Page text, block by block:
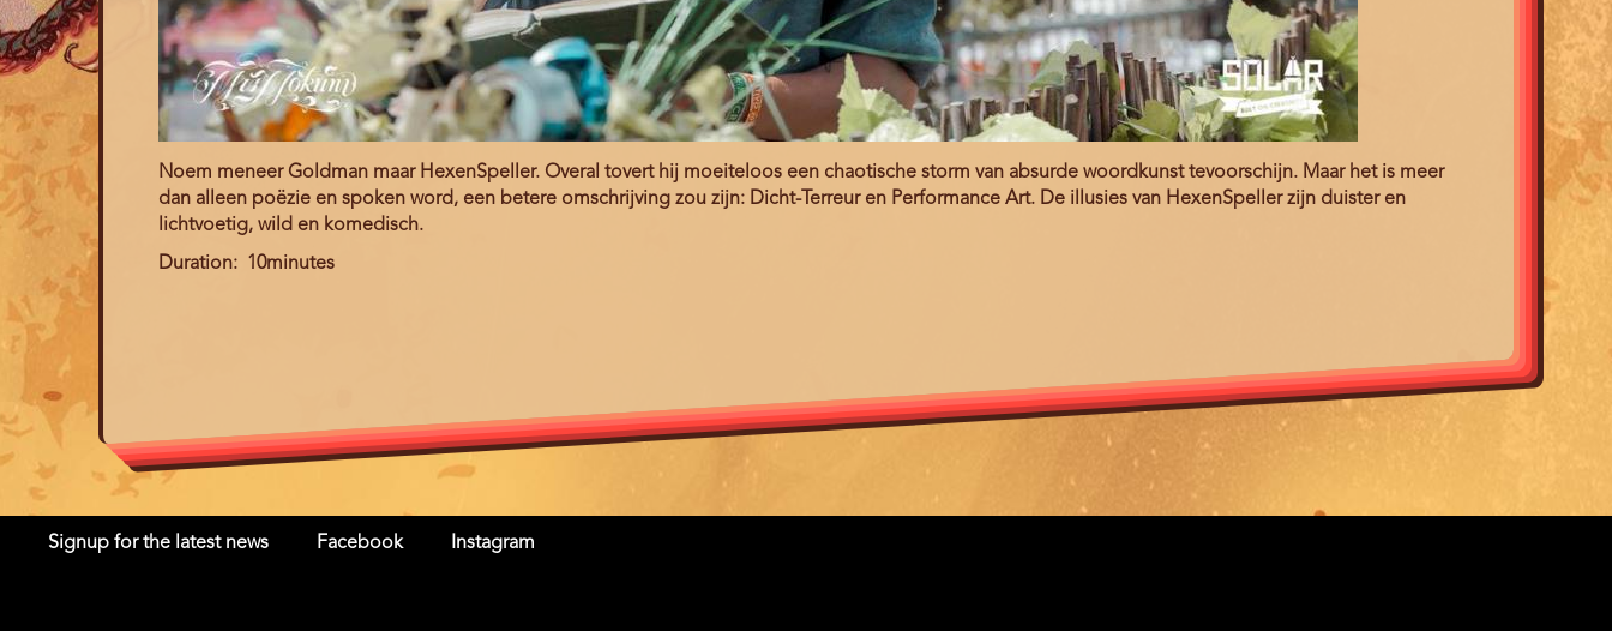
Noem meneer Goldman maar HexenSpeller. Overal tovert hij moeiteloos een chaotische storm van absurde woordkunst tevoorschijn. Maar het is meer
dan alleen poëzie en spoken word, een betere omschrijving zou zijn: Dicht-Terreur en Performance Art. De illusies van HexenSpeller zijn duister en
lichtvoetig, wild en komedisch.
Duration
10minutes
Signup for the latest news Facebook Instagram